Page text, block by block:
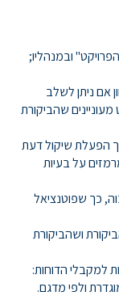
ובמנהליו;
אם ניתן לשלב
שהביקורת
הפעלת שיקול דעת
על בעיות
כך שפוטנציאל
ושהביקורת
למקבלי הדוחות:
ולפי מדגם.